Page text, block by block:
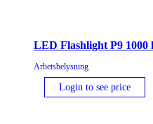
LED Flashlight P9 1000
Arbetsbelysning
Login to see price